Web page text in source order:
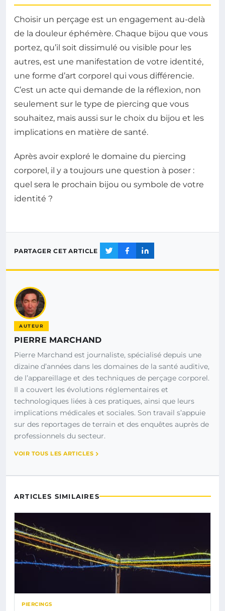
Choisir un perçage est un engagement au-delà
de la douleur éphémère. Chaque bijou que vous
portez, qu’il soit dissimulé ou visible pour les
autres, est une manifestation de votre identité,
une forme d’art corporel qui vous différencie.
C’est un acte qui demande de la réflexion, non
seulement sur le type de piercing que vous
souhaitez, mais aussi sur le choix du bijou et les
implications en matière de santé.
Après avoir exploré le domaine du piercing
corporel, il y a toujours une question à poser :
quel sera le prochain bijou ou symbole de votre
identité ?
PARTAGER CET ARTICLE
AUTEUR
PIERRE MARCHAND
Pierre Marchand est journaliste, spécialisé depuis une
dizaine d’années dans les domaines de la santé auditive,
de l’appareillage et des techniques de perçage corporel.
Il a couvert les évolutions réglementaires et
technologiques liées à ces pratiques, ainsi que leurs
implications médicales et sociales. Son travail s’appuie
sur des reportages de terrain et des enquêtes auprès de
professionnels du secteur.
VOIR TOUS LES ARTICLES
ARTICLES SIMILAIRES
PIERCINGS